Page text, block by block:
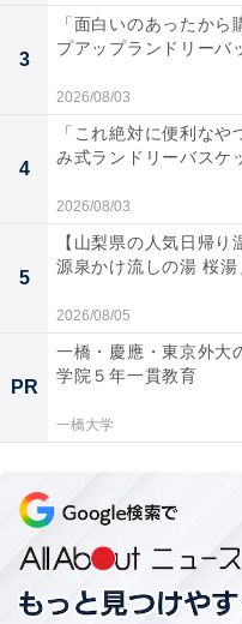
3
「面白いのあったか
プアップランドリーバ
2026/08/03
4
「これ絶対に便利な
み式ランドリーバスケ
2026/08/03
5
【山梨県の人気日帰
源泉かけ流しの湯 桜湯
2026/08/05
PR
一橋・慶應・東京外大
学院５年一貫教育
一橋大学